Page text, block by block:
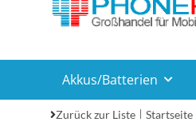
Akkus/Batterien
Zurück zur Liste Startseite